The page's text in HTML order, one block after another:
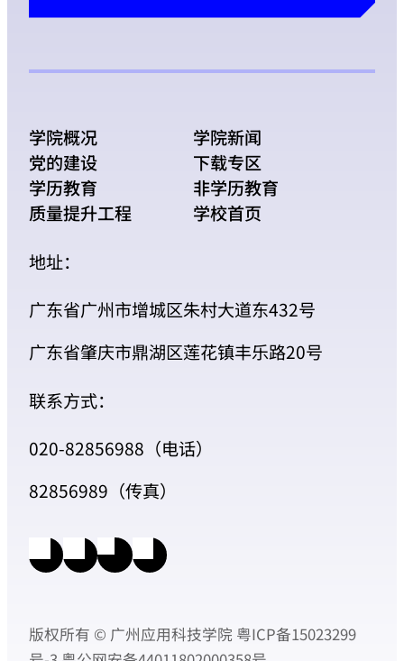
地址：
广东省广州市增城区朱村大道东432号
广东省肇庆市鼎湖区莲花镇丰乐路20号
联系方式：
020-82856988（电话）
82856989（传真）
学院概况
学院新闻
党的建设
下载专区
学历教育
非学历教育
质量提升工程
学校首页
版权所有 © 广州应用科技学院 粤ICP备15023299